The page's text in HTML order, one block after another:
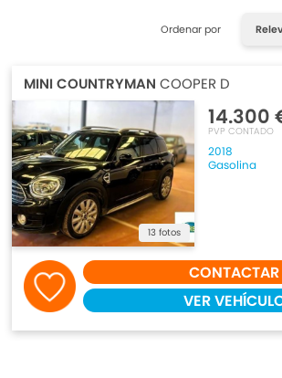
Encuentra lo que estás
Ordenar por
MINI COUNTRYMAN COOPER D
13 fotos
14.300
PVP CONTADO
2018
Gasolina
CONTACTAR
VER